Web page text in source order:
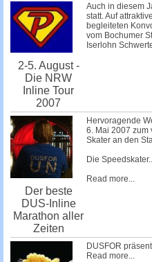
2-5. August -
Die NRW
Inline Tour
2007
Auch in diesem
statt. Auf
begleiteten
vom Bochumer
Iserlohn
Der beste
DUS-Inline
Marathon aller
Zeiten
Hervoragende
6. Mai 2007 zum
Skater an den
Die
Read more...
DUSFOR
Read more...